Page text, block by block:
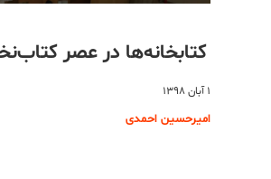
کتابخانه‌ها در عصر
۱ آبان ۱۳۹۸
امیرحسین احمدی